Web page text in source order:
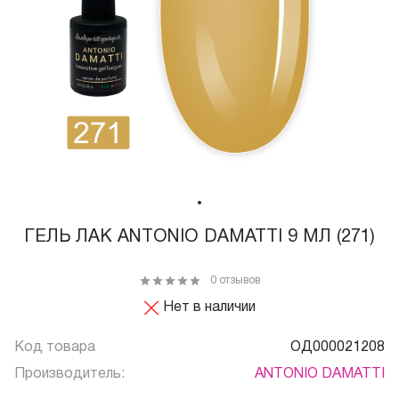
ГЕЛЬ ЛАК ANTONIO DAMATTI 9 МЛ (271)
Нет в наличии
0 отзывов
Код товара ОД000021208
Производитель: ANTONIO DAMATTI